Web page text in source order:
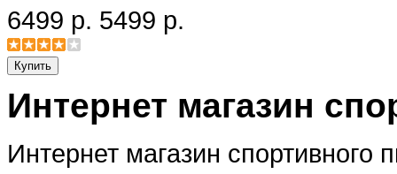
6499 р. 5499 р.
Интернет магазин
Интернет магазин спортивного